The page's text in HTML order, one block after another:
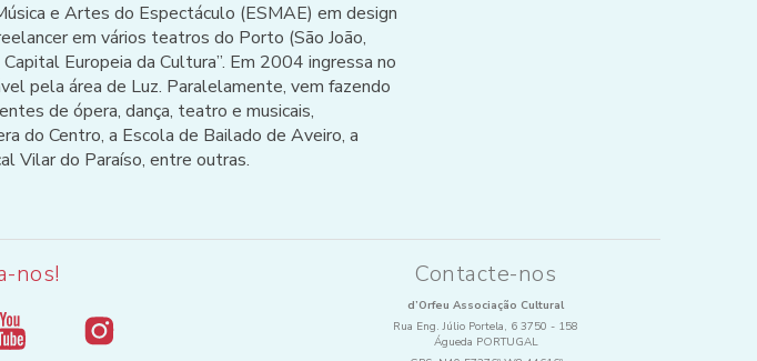
e Artes do Espectáculo (ESMAE) em design
em vários teatros do Porto (São João,
Europeia da Cultura”. Em 2004 ingressa no
pela área de Luz. Paralelamente, vem fazendo
de ópera, dança, teatro e musicais,
do Centro, a Escola de Bailado de Aveiro, a
Vilar do Paraíso, entre outras.
nos! Contacte-nos
d’Orfeu Associação Cultural
Rua Eng. Júlio Portela, 6 3750 - 158
Águeda PORTUGAL